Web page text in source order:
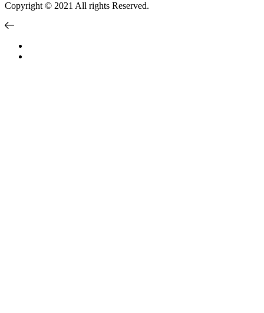
Copyright © 2021 All rights Reserved.